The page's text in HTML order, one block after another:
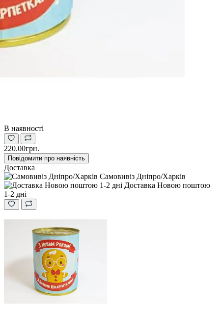
В наявності
220.00грн.
Повідомити про наявність
Доставка
Самовивіз Дніпро/Харків
Доставка Новою поштою
1-2 дні